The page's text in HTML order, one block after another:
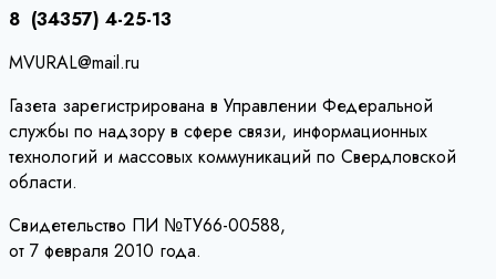
8 (34357) 4-25-13
MVURAL@mail.ru
Газета зарегистрирована в Управлении Федеральной
службы по надзору в сфере связи, информационных
технологий и массовых коммуникаций по Свердловской
области.
Свидетельство ПИ №ТУ66-00588,
от 7 февраля 2010 года.